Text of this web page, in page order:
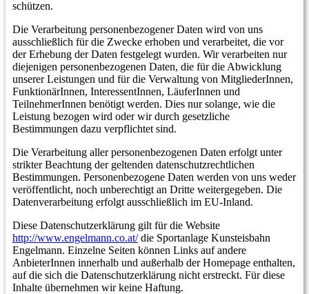
schützen.
Die Verarbeitung personenbezogener Daten wird von uns
ausschließlich für die Zwecke erhoben und verarbeitet, die vor
der Erhebung der Daten festgelegt wurden. Wir verarbeiten nur
diejenigen personenbezogenen Daten, die für die Abwicklung
unserer Leistungen und für die Verwaltung von MitgliederInnen,
FunktionärInnen, InteressentInnen, LäuferInnen und
TeilnehmerInnen benötigt werden. Dies nur solange, wie die
Leistung bezogen wird oder wir durch gesetzliche
Bestimmungen dazu verpflichtet sind.
Die Verarbeitung aller personenbezogenen Daten erfolgt unter
strikter Beachtung der geltenden datenschutzrechtlichen
Bestimmungen. Personenbezogene Daten werden von uns weder
veröffentlicht, noch unberechtigt an Dritte weitergegeben. Die
Datenverarbeitung erfolgt ausschließlich im EU-Inland.
Diese Datenschutzerklärung gilt für die Website
http://www.engelmann.co.at/die Sportanlage Kunsteisbahn
Engelmann. Einzelne Seiten können Links auf andere
AnbieterInnen innerhalb und außerhalb der Homepage enthalten,
auf die sich die Datenschutzerklärung nicht erstreckt. Für diese
Inhalte übernehmen wir keine Haftung.